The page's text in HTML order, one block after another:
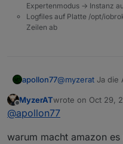
Expertenmodus -> Instanz
Logfiles auf Platte /opt/
Zeilen ab
apollon77@myzerat Ja die
Da sollte stehen
...
Offline
MyzerATwrote on Oct 29,
last edited by
@apollon77
warum macht amazon